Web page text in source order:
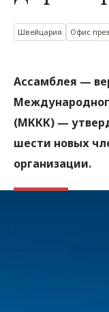
Швейцария Офис
Ассамблея —
(МККК) —
шести новых
организации.